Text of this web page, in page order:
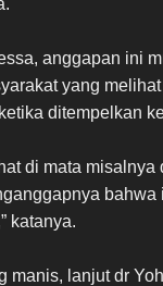
anggapan ini
yang
ditempelkan
di mata misalnya
bahwa
katanya.
manis, lanjut dr